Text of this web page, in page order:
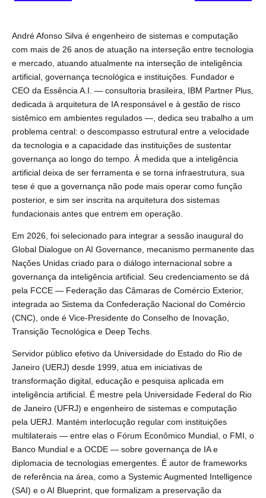
André Afonso Silva é engenheiro de sistemas e computação
com mais de 26 anos de atuação na interseção entre tecnologia
e mercado, atuando atualmente na interseção de inteligência
artificial, governança tecnológica e instituições. Fundador e
CEO da Essência A.I. — consultoria brasileira, IBM Partner Plus,
dedicada à arquitetura de IA responsável e à gestão de risco
sistêmico em ambientes regulados —, dedica seu trabalho a um
problema central: o descompasso estrutural entre a velocidade
da tecnologia e a capacidade das instituições de sustentar
governança ao longo do tempo. À medida que a inteligência
artificial deixa de ser ferramenta e se torna infraestrutura, sua
tese é que a governança não pode mais operar como função
posterior, e sim ser inscrita na arquitetura dos sistemas
fundacionais antes que entrem em operação.
Em 2026, foi selecionado para integrar a sessão inaugural do
Global Dialogue on AI Governance, mecanismo permanente das
Nações Unidas criado para o diálogo internacional sobre a
governança da inteligência artificial. Seu credenciamento se dá
pela FCCE — Federação das Câmaras de Comércio Exterior,
integrada ao Sistema da Confederação Nacional do Comércio
(CNC), onde é Vice-Presidente do Conselho de Inovação,
Transição Tecnológica e Deep Techs.
Servidor público efetivo da Universidade do Estado do Rio de
Janeiro (UERJ) desde 1999, atua em iniciativas de
transformação digital, educação e pesquisa aplicada em
inteligência artificial. É mestre pela Universidade Federal do Rio
de Janeiro (UFRJ) e engenheiro de sistemas e computação
pela UERJ. Mantém interlocução regular com instituições
multilaterais — entre elas o Fórum Econômico Mundial, o FMI, o
Banco Mundial e a OCDE — sobre governança de IA e
diplomacia de tecnologias emergentes. É autor de frameworks
de referência na área, como a Systemic Augmented Intelligence
(SAI) e o AI Blueprint, que formalizam a preservação da